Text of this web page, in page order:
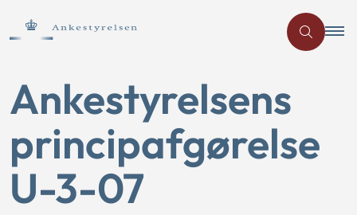
Ankestyrelsens
principafgørelse
U-3-07